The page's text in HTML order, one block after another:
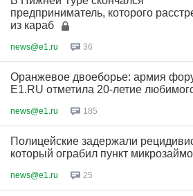
предприниматель, которого
из караб
news@e1.ru 36
Оранжевое двоеборье: армия
E1.RU отметила 20-летие
news@e1.ru 185
Полицейские задержали
который ограбил пункт
news@e1.ru 25